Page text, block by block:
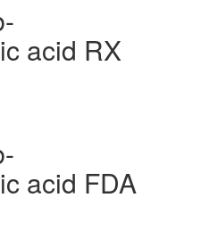
acid RX
acid FDA